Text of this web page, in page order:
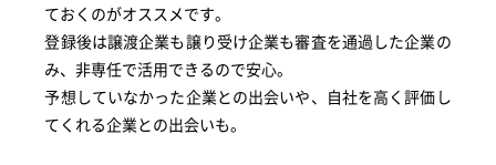
ておくのがオススメです。
登録後は譲渡企業も譲り受け企業も審査を通過した企業の
み、非専任で活用できるので安心。
予想していなかった企業との出会いや、自社を高く評価し
てくれる企業との出会いも。